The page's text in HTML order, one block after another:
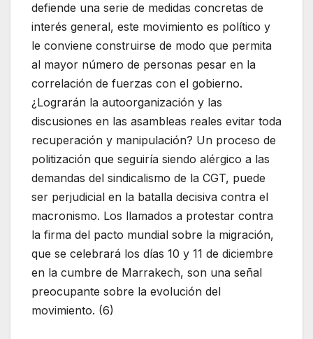
defiende una serie de medidas concretas de
interés general, este movimiento es político y
le conviene construirse de modo que permita
al mayor número de personas pesar en la
correlación de fuerzas con el gobierno.
¿Lograrán la autoorganización y las
discusiones en las asambleas reales evitar toda
recuperación y manipulación? Un proceso de
politización que seguiría siendo alérgico a las
demandas del sindicalismo de la CGT, puede
ser perjudicial en la batalla decisiva contra el
macronismo. Los llamados a protestar contra
la firma del pacto mundial sobre la migración,
que se celebrará los días 10 y 11 de diciembre
en la cumbre de Marrakech, son una señal
preocupante sobre la evolución del
movimiento. (6)